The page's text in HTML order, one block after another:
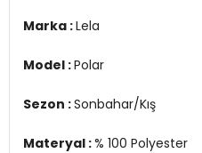
Kalıp Bilgisi : Slim Fit
Manken Ölçüsü :
Basen : 90 cm / Beden : M
Üretim Yeri :Türkiye
Marka :Lela
Model :Polar
Sezon :Sonbahar/Kış
Materyal :% 100 Polyester